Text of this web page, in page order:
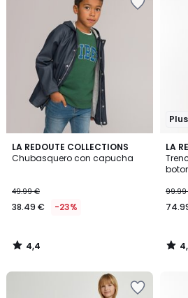
LA REDOUTE COLLECTIONS
Chubasquero con capucha
49.99 €
38.49 € -23%
4,4
/ 5
4,4
/
LA4,6
/ 5
2
/